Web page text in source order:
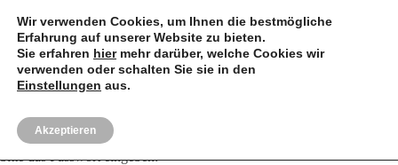
Dieser Inhalt ist passwortgeschützt. Um ihn anschauen zu können,
bitte das Passwort eingeben:
Wir verwenden Cookies, um Ihnen die bestmögliche
Erfahrung auf unserer Website zu bieten.
Sie erfahren hiermehr darüber, welche Cookies wir
verwenden oder schalten Sie sie in den
Einstellungen aus.
Akzeptieren